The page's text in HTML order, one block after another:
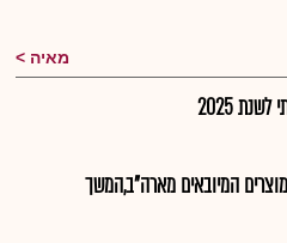
מאיה
2025
המיובאים מארה"ב,המשך